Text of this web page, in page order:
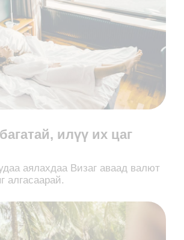
илүү их цаг
аялахдаа Визаг аваад валют
алгасаарай.